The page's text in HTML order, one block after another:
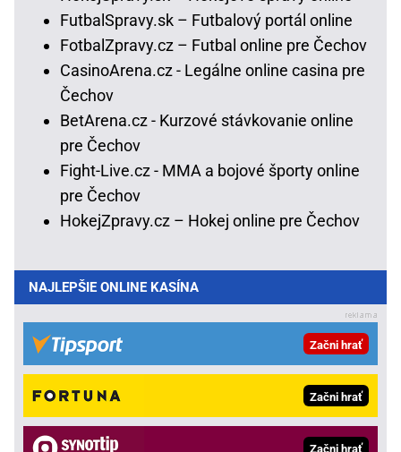
FutbalSpravy.sk – Futbalový portál online
FotbalZpravy.cz – Futbal online pre Čechov
CasinoArena.cz - Legálne online casina pre
Čechov
BetArena.cz - Kurzové stávkovanie online
pre Čechov
Fight-Live.cz - MMA a bojové športy online
pre Čechov
HokejZpravy.cz – Hokej online pre Čechov
NAJLEPŠIE ONLINE KASÍNA
Začni hrať
Začni hrať
Začni hrať